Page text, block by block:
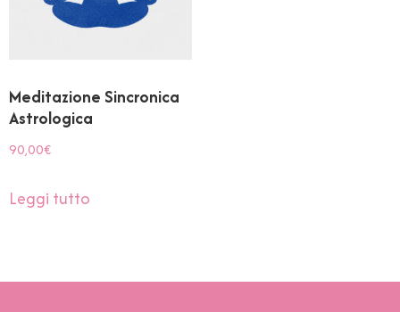
Meditazione Sincronica
Astrologica
90,00€
Leggi tutto